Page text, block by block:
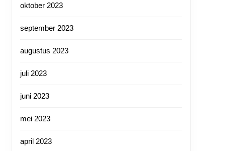
oktober 2023
september 2023
augustus 2023
juli 2023
juni 2023
mei 2023
april 2023